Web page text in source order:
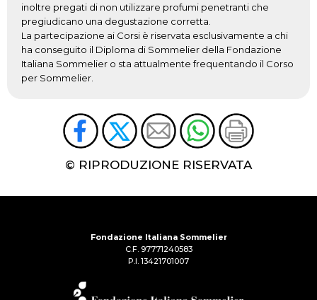
inoltre pregati di non utilizzare profumi penetranti che
pregiudicano una degustazione corretta.
La partecipazione ai Corsi è riservata esclusivamente a chi
ha conseguito il Diploma di Sommelier della Fondazione
Italiana Sommelier o sta attualmente frequentando il Corso
per Sommelier.
© RIPRODUZIONE RISERVATA
Fondazione Italiana Sommelier
C.F. 97771240583
P.I. 13421701007